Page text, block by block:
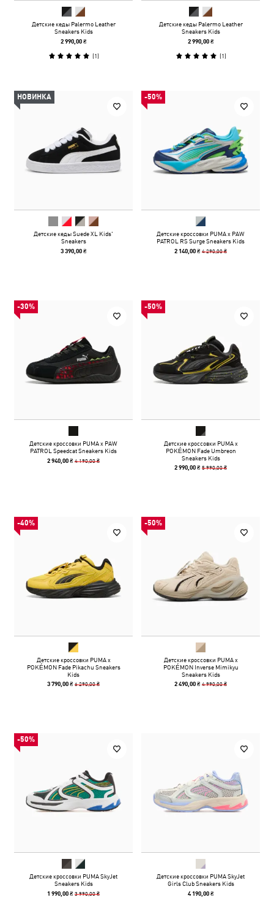
Детские кеды Palermo Leather
Sneakers Kids
2 990,00 ₴
(1)
Детские кеды Palermo Leather
Sneakers Kids
2 990,00 ₴
(1)
НОВИНКА
Детские кеды Suede XL Kids'
Sneakers
3 390,00 ₴
-50%
Детские кроссовки PUMA x PAW
PATROL RS Surge Sneakers Kids
2 140,00 ₴4 290,00 ₴
-30%
Детские кроссовки PUMA x PAW
PATROL Speedcat Sneakers Kids
2 940,00 ₴4 190,00 ₴
-50%
Детские кроссовки PUMA x
POKÉMON Fade Umbreon
Sneakers Kids
2 990,00 ₴5 990,00 ₴
-40%
Детские кроссовки PUMA x
POKÉMON Fade Pikachu Sneakers
Kids
3 790,00 ₴6 290,00 ₴
-50%
Детские кроссовки PUMA x
POKÉMON Inverse Mimikyu
Sneakers Kids
2 490,00 ₴4 990,00 ₴
-50%
Детские кроссовки PUMA SkyJet
Sneakers Kids
1 990,00 ₴3 990,00 ₴
Детские кроссовки PUMA SkyJet
Girls Club Sneakers Kids
4 190,00 ₴